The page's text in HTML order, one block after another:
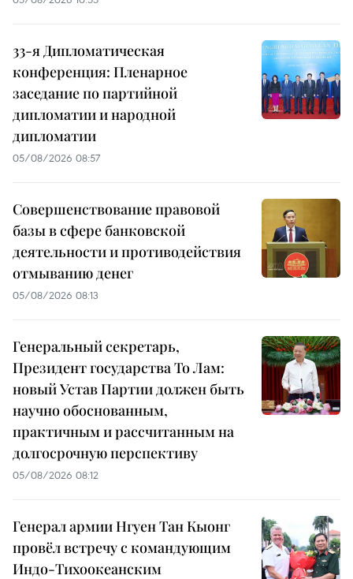
33-я Дипломатическая
конференция: Пленарное
заседание по партийной
дипломатии и народной
дипломатии
05/08/2026 08:57
Совершенствование правовой
базы в сфере банковской
деятельности и противодействия
отмыванию денег
05/08/2026 08:13
Генеральный секретарь,
Президент государства То Лам:
новый Устав Партии должен быть
научно обоснованным,
практичным и рассчитанным на
долгосрочную перспективу
05/08/2026 08:12
Генерал армии Нгуен Тан Кыонг
провёл встречу с командующим
Индо-Тихоокеанским